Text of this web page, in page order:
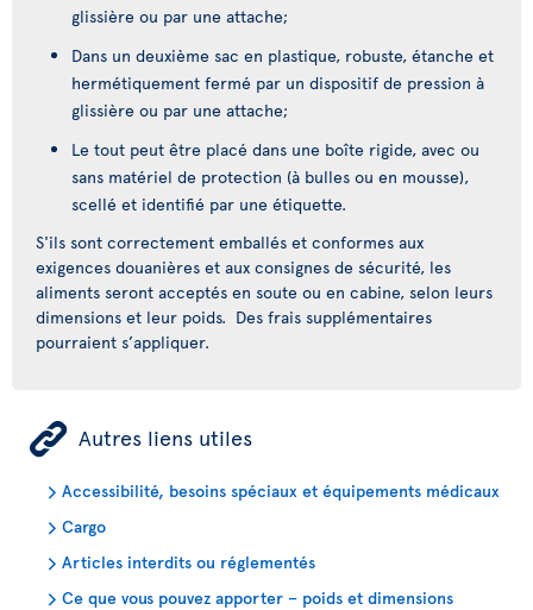
glissière ou par une attache;
Dans un deuxième sac en plastique, robuste, étanche et
hermétiquement fermé par un dispositif de pression à
glissière ou par une attache;
Le tout peut être placé dans une boîte rigide, avec ou
sans matériel de protection (à bulles ou en mousse),
scellé et identifié par une étiquette.
S'ils sont correctement emballés et conformes aux
exigences douanières et aux consignes de sécurité, les
aliments seront acceptés en soute ou en cabine, selon leurs
dimensions et leur poids. Des frais supplémentaires
pourraient s’appliquer.
ÿ Autres liens utiles
Accessibilité, besoins spéciaux et équipements médicaux
Cargo
Articles interdits ou réglementés
Ce que vous pouvez apporter – poids et dimensions